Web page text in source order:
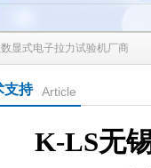
显式电子拉力试验机厂商
支持 Article
K-LS无